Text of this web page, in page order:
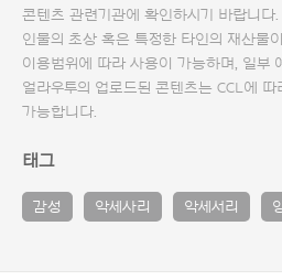
콘텐츠 관련기관에 확인하시기 바랍니
인물의 초상 혹은 특정한 타인의 재산물
이용범위에 따라 사용이 가능하며, 일부
얼라우투의 업로드된 콘텐츠는 CCL에 따
가능합니다.
태그
감성 악세사리 악세서리